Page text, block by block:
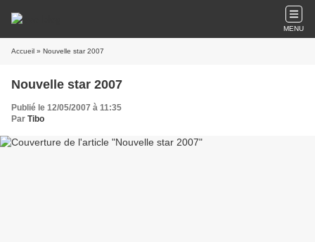
MENU
Accueil » Nouvelle star 2007
Nouvelle star 2007
Publié le 12/05/2007 à 11:35
Par Tibo